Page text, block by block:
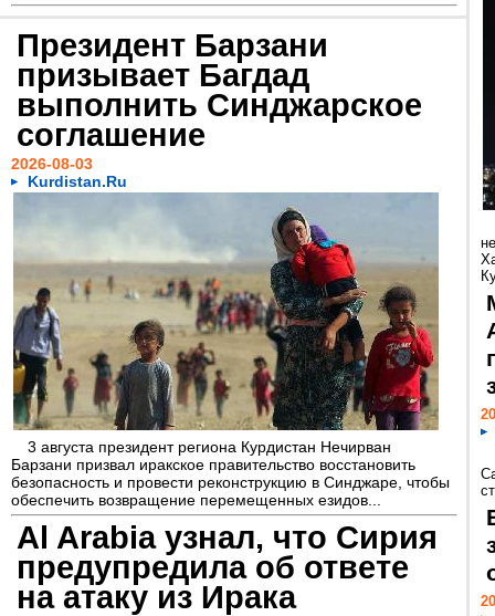
Президент Барзани
призывает Багдад
выполнить Синджарское
соглашение
2026-08-03
Kurdistan.Ru
3 августа президент региона Курдистан Нечирван
Барзани призвал иракское правительство восстановить
безопасность и провести реконструкцию в Синджаре, чтобы
обеспечить возвращение перемещенных езидов...
Al Arabia узнал, что Сирия
предупредила об ответе
на атаку из Ирака